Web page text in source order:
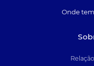
Onde